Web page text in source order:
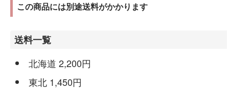
この商品には別途送料がかかります
送料一覧
北海道 2,200円
東北 1,450円